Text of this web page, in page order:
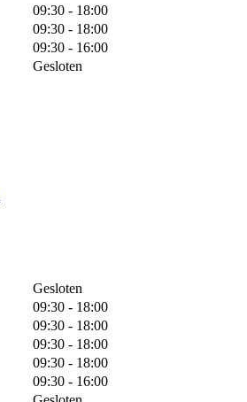
09:30 - 18:00
09:30 - 18:00
09:30 - 16:00
Gesloten
Gesloten
09:30 - 18:00
09:30 - 18:00
09:30 - 18:00
09:30 - 18:00
09:30 - 16:00